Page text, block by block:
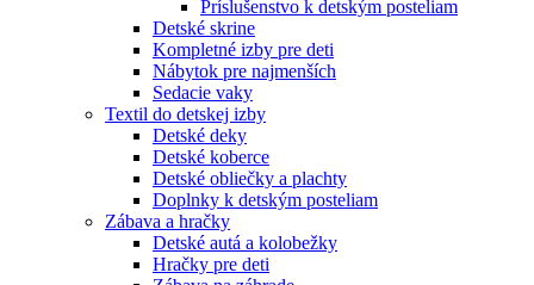
Príslušenstvo k detským posteliam
Detské skrine
Kompletné izby pre deti
Nábytok pre najmenších
Sedacie vaky
Textil do detskej izby
Detské deky
Detské koberce
Detské obliečky a plachty
Doplnky k detským posteliam
Zábava a hračky
Detské autá a kolobežky
Hračky pre deti